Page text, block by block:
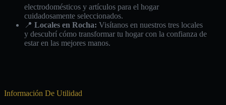
electrodomésticos y artículos para el hogar
cuidadosamente seleccionados.
📍 Locales en Rocha: Visítanos en nuestros tres locales
y descubrí cómo transformar tu hogar con la confianza de
estar en las mejores manos.
Información De Utilidad